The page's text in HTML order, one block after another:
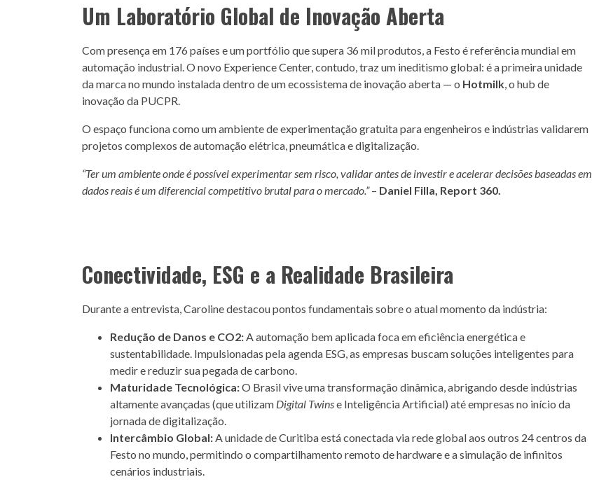
Um Laboratório Global de Inovação Aberta
Com presença em 176 países e um portfólio que supera 36 mil produtos, a Festo é referência mundial em
automação industrial. O novo Experience Center, contudo, traz um ineditismo global: é a primeira unidade
da marca no mundo instalada dentro de um ecossistema de inovação aberta — o Hotmilk , o hub de
inovação da PUCPR.
O espaço funciona como um ambiente de experimentação gratuita para engenheiros e indústrias validarem
projetos complexos de automação elétrica, pneumática e digitalização.
“Ter um ambiente onde é possível experimentar sem risco, validar antes de investir e acelerar decisões baseadas em
dados reais é um diferencial competitivo brutal para o mercado.”– Daniel Filla, Report 360.
Conectividade, ESG e a Realidade Brasileira
Durante a entrevista, Caroline destacou pontos fundamentais sobre o atual momento da indústria:
Redução de Danos e CO2: A automação bem aplicada foca em eficiência energética e
sustentabilidade. Impulsionadas pela agenda ESG, as empresas buscam soluções inteligentes para
medir e reduzir sua pegada de carbono.
Maturidade Tecnológica:O Brasil vive uma transformação dinâmica, abrigando desde indústrias
altamente avançadas (que utilizam Digital Twinse Inteligência Artificial) até empresas no início da
jornada de digitalização.
Intercâmbio Global: A unidade de Curitiba está conectada via rede global aos outros 24 centros da
Festo no mundo, permitindo o compartilhamento remoto de hardware e a simulação de infinitos
cenários industriais.